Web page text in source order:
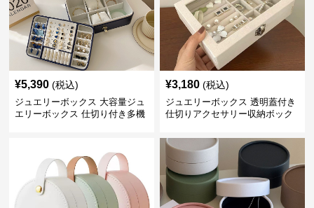
¥5,390 (税込)
ジュエリーボックス 大容量ジュ
エリーボックス 仕切り付き多機
¥3,180 (税込)
ジュエリーボックス 透明蓋付き
仕切りアクセサリー収納ボック